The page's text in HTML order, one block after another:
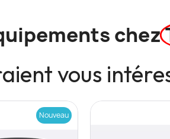
chez
vous
Nouveau